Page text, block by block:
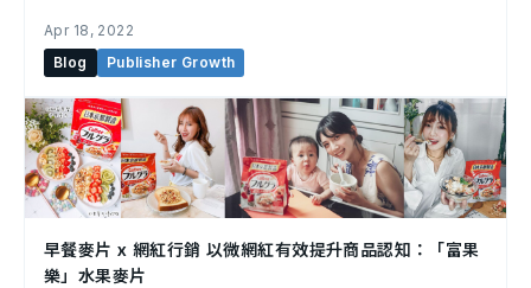
Apr 18, 2022
Blog
Publisher Growth
早餐麥片 x 網紅行銷 以微網紅有效提升商品認知：「富果
樂」水果麥片